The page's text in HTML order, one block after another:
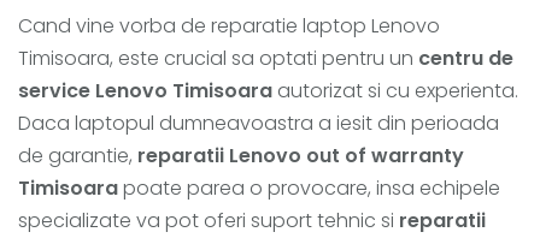
Cand vine vorba de reparatie laptop Lenovo
Timisoara, este crucial sa optati pentru un centru de
service Lenovo Timisoara autorizat si cu experienta.
Daca laptopul dumneavoastra a iesit din perioada
de garantie, reparatii Lenovo out of warranty
Timisoarapoate parea o provocare, insa echipele
specializate va pot oferi suport tehnic si reparatii